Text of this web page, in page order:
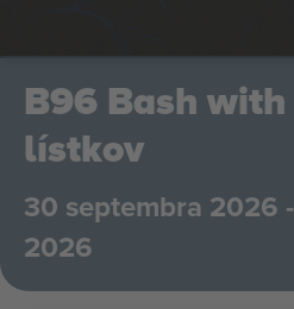
B96 Bash
lístkov
30 septembra 2026
2026